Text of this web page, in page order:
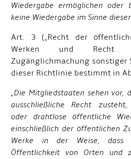
Wiedergabe ermöglichen oder
keine Wiedergabe im Sinne
Art. 3 („Recht der
Werken und Recht
Zugänglichmachung sonstiger
dieser Richtlinie bestimmt in
„Die Mitgliedstaaten sehen vor,
ausschließliche Recht
oder drahtlose öffentliche
einschließlich der öffentlichen
Werke in der Weise, dass
Öffentlichkeit von Orten und